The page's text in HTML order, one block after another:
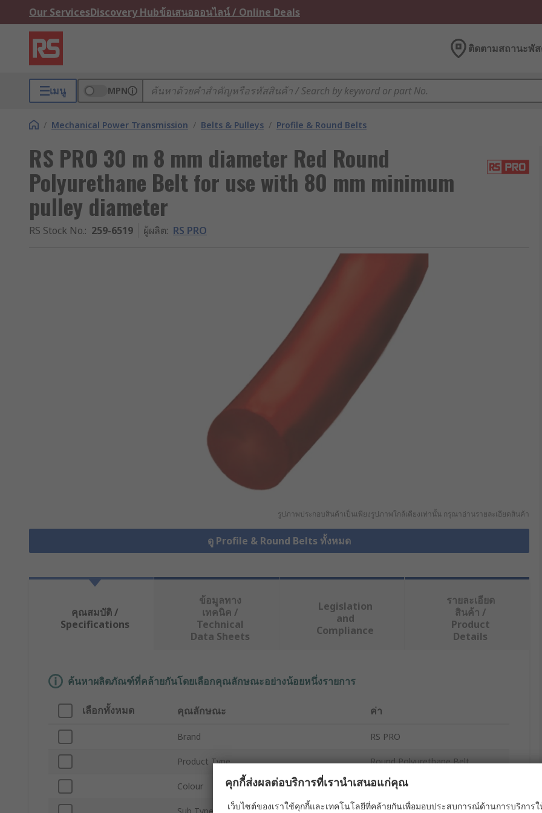
Our ServicesDiscovery Hubข้อเสนอออนไลน์ / Online Deals
ติดตามสถานะพั
เมนู MPN
/ Mechanical Power Transmission / Belts & Pulleys / Profile & Round Belts
RS PRO 30 m 8 mm diameter Red Round
Polyurethane Belt for use with 80 mm minimum
pulley diameter
RS Stock No.: 259-6519 ผู้ผลิต: RS PRO
รูปภาพประกอบสินค้าเป็นเพียงรูปภาพใกล้เคียงเท่านั้น กรุณาอ่านรายละเอียดสินค้า
ดู Profile & Round Belts ทั้งหมด
คุณสมบัติ /
Specifications
ข้อมูลทาง
เทคนิค /
Technical
Data Sheets
Legislation
and
Compliance
รายละเอียด
สินค้า /
Product
Details
ค้นหาผลิตภัณฑ์ที่คล้ายกันโดยเลือกคุณลักษณะอย่างน้อยหนึ่งรายการ
เลือกทั้งหมด คุณลักษณะ ค่า
Brand RS PRO
Product Type Round Polyurethane Belt
Colour Red
คุกกี้ส่งผลต่อบริการที่เรานำเสนอแก่คุณ
เว็บไซต์ของเราใช้คุกกี้และเทคโนโลยีที่คล้ายกันเพื่อมอบประสบการณ์ด้านการบริการ